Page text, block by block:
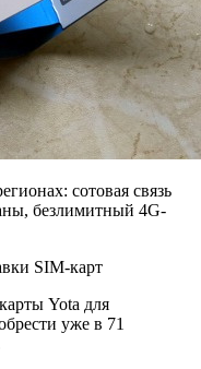
сотовая связь
безлимитный 4G-
SIM-карт
Yota для
уже в 71